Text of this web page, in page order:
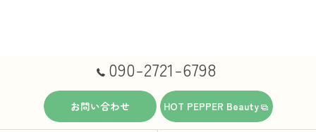
090-2721-6798
お問い合わせ HOT PEPPER Beauty